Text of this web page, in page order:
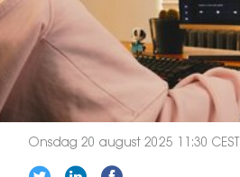
Onsdag 20 august 2025 11:30 CEST